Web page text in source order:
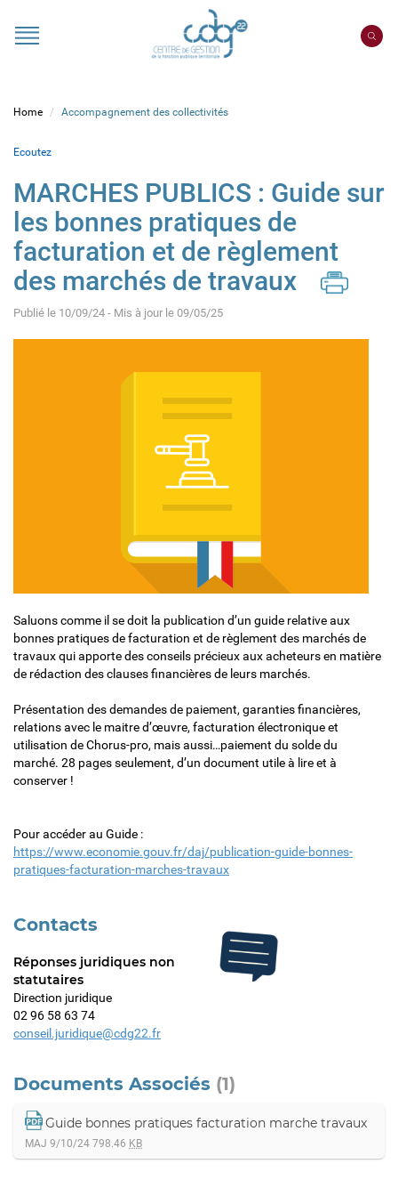
CDG
Home Accompagnement des collectivités
Ecoutez
MARCHES PUBLICS : Guide sur
les bonnes pratiques de
facturation et de règlement
des marchés de travaux
Publié le 10/09/24 - Mis à jour le 09/05/25
Saluons comme il se doit la publication d’un guide relative aux
bonnes pratiques de facturation et de règlement des marchés de
travaux qui apporte des conseils précieux aux acheteurs en matière
de rédaction des clauses financières de leurs marchés.
Présentation des demandes de paiement, garanties financières,
relations avec le maitre d’œuvre, facturation électronique et
utilisation de Chorus-pro, mais aussi…paiement du solde du
marché. 28 pages seulement, d’un document utile à lire et à
conserver !
Pour accéder au Guide :
https://www.economie.gouv.fr/daj/publication-guide-bonnes-
pratiques-facturation-marches-travaux
Contacts
Réponses juridiques non
statutaires
Direction juridique
02 96 58 63 74
conseil.juridique@cdg22.fr
Documents Associés (1)
Guide bonnes pratiques facturation marche travaux
MAJ 9/10/24 798.46 KB